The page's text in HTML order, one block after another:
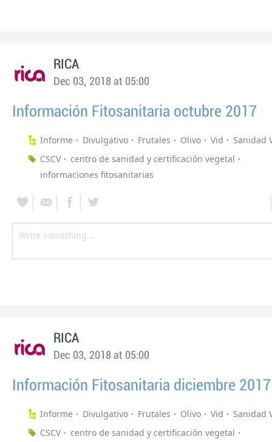
RICA
Dec 03, 2018 at 05:00
Información Fitosanitaria octubre 2017
Informe Divulgativo Frutales Olivo Vid
Sanidad
CSCV
centro de sanidad y certificación vegetal
informaciones fitosanitarias
RICA
Dec 03, 2018 at 05:00
Información Fitosanitaria diciembre 2017
Informe Divulgativo Frutales Olivo Vid
Sanidad
CSCV
centro de sanidad y certificación vegetal